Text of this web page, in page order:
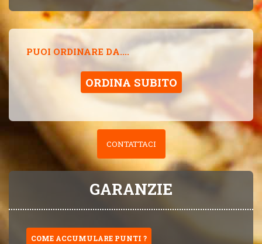
PUOI ORDINARE DA....
ORDINA SUBITO
CONTATTACI
GARANZIE
COME ACCUMULARE PUNTI ?